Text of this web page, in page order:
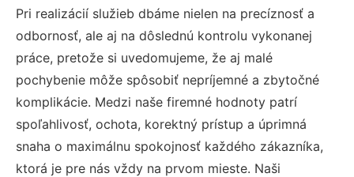
Pri realizácií služieb dbáme nielen na precíznosť a
odbornosť, ale aj na dôslednú kontrolu vykonanej
práce, pretože si uvedomujeme, že aj malé
pochybenie môže spôsobiť nepríjemné a zbytočné
komplikácie. Medzi naše firemné hodnoty patrí
spoľahlivosť, ochota, korektný prístup a úprimná
snaha o maximálnu spokojnosť každého zákazníka,
ktorá je pre nás vždy na prvom mieste. Naši